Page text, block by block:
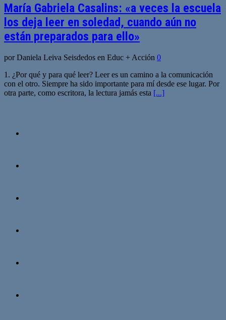
María Gabriela Casalins: «a veces la escuela
los deja leer en soledad, cuando aún no
están preparados para ello»
por Daniela Leiva Seisdedos en Educ + Acción 0
1. ¿Por qué y para qué leer? Leer es un camino a la comunicación
con el otro. Siempre ha sido importante para mí desde ese lugar. Por
otra parte, como escritora, la lectura jamás esta [...]